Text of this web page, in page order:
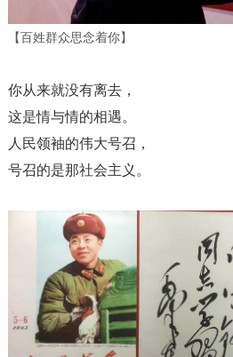
【百姓群众思念着你】
你从来就没有离去，
这是情与情的相遇。
人民领袖的伟大号召，
号召的是那社会主义。